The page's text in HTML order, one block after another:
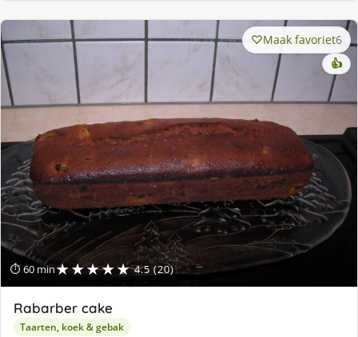
⏱ 60 min★★★★★ 4.5 (20)
Maak favoriet6
👍
Rabarber cake
Taarten, koek & gebak